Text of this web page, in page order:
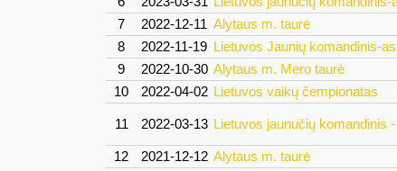
7
2022-12-11 Alytaus m. taurė
8
2022-11-19 Lietuvos Jaunių komandinis-
9
2022-10-30 Alytaus m. Mero taurė
10
2022-04-02 Lietuvos vaikų čempionatas
11 2022-03-13 Lietuvos jaunučių komandinis
12 2021-12-12 Alytaus m. taurė